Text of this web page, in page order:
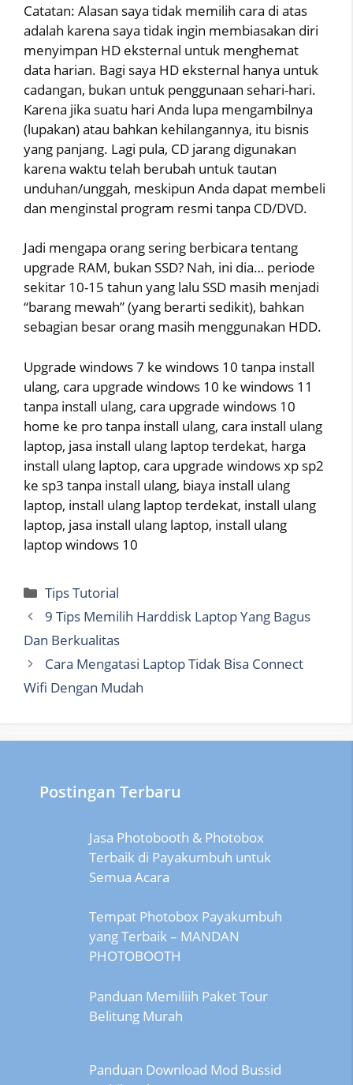
Catatan: Alasan saya tidak memilih cara di atas
adalah karena saya tidak ingin membiasakan diri
menyimpan HD eksternal untuk menghemat
data harian. Bagi saya HD eksternal hanya untuk
cadangan, bukan untuk penggunaan sehari-hari.
Karena jika suatu hari Anda lupa mengambilnya
(lupakan) atau bahkan kehilangannya, itu bisnis
yang panjang. Lagi pula, CD jarang digunakan
karena waktu telah berubah untuk tautan
unduhan/unggah, meskipun Anda dapat membeli
dan menginstal program resmi tanpa CD/DVD.
Jadi mengapa orang sering berbicara tentang
upgrade RAM, bukan SSD? Nah, ini dia… periode
sekitar 10-15 tahun yang lalu SSD masih menjadi
“barang mewah” (yang berarti sedikit), bahkan
sebagian besar orang masih menggunakan HDD.
Upgrade windows 7 ke windows 10 tanpa install
ulang, cara upgrade windows 10 ke windows 11
tanpa install ulang, cara upgrade windows 10
home ke pro tanpa install ulang, cara install ulang
laptop, jasa install ulang laptop terdekat, harga
install ulang laptop, cara upgrade windows xp sp2
ke sp3 tanpa install ulang, biaya install ulang
laptop, install ulang laptop terdekat, install ulang
laptop, jasa install ulang laptop, install ulang
laptop windows 10
Categories
Tips Tutorial
9 Tips Memilih Harddisk Laptop Yang Bagus
Dan Berkualitas
Cara Mengatasi Laptop Tidak Bisa Connect
Wifi Dengan Mudah
Postingan Terbaru
Jasa Photobooth & Photobox
Terbaik di Payakumbuh untuk
Semua Acara
Tempat Photobox Payakumbuh
yang Terbaik – MANDAN
PHOTOBOOTH
Panduan Memiliih Paket Tour
Belitung Murah
Panduan Download Mod Bussid